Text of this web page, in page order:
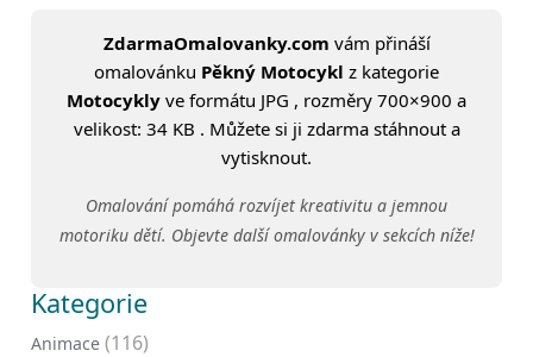
ZdarmaOmalovanky.com vám přináší
omalovánku Pěkný Motocykl z kategorie
Motocykly ve formátu JPG , rozměry 700×900 a
velikost: 34 KB . Můžete si ji zdarma stáhnout a
vytisknout.
Omalování pomáhá rozvíjet kreativitu a jemnou
motoriku dětí. Objevte další omalovánky v sekcích níže!
Kategorie
Animace (116)